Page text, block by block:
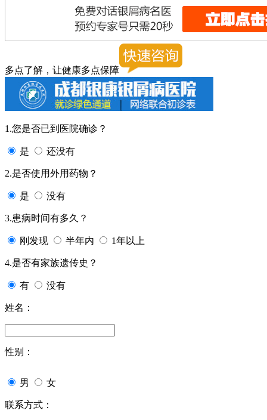
多点了解，让健康多点保障
1.您是否已到医院确诊？
是 还没有
2.是否使用外用药物？
是 没有
3.患病时间有多久？
刚发现 半年内 1年以上
4.是否有家族遗传史？
有 没有
姓名：
性别：
男 女
联系方式：